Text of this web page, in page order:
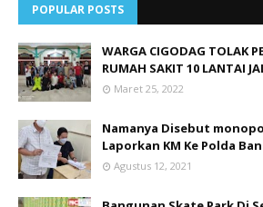
POPULAR POSTS
WARGA CIGODAG TOLAK
RUMAH SAKIT 10 LANTAI
Maret 25, 2022
Namanya Disebut
Laporkan KM Ke Polda
Agustus 12, 2021